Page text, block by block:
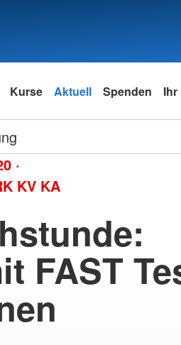
Kurse Aktuell Spenden Ihr
·
KV KA
FAST